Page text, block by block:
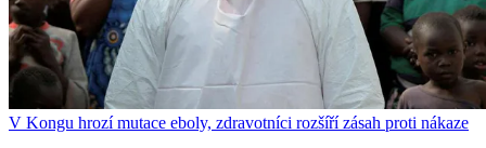
V Kongu hrozí mutace eboly, zdravotníci rozšíří zásah proti nákaze